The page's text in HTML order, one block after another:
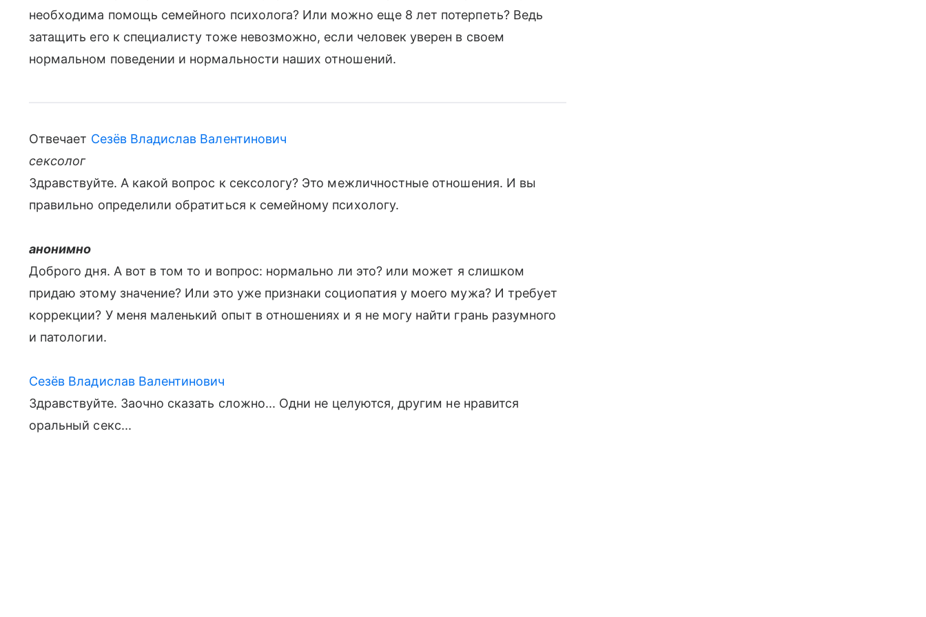
необходима помощь семейного психолога? Или можно еще 8 лет потерпеть? Ведь
затащить его к специалисту тоже невозможно, если человек уверен в своем
нормальном поведении и нормальности наших отношений.
Отвечает Сезёв Владислав Валентинович
сексолог
Здравствуйте. А какой вопрос к сексологу? Это межличностные отношения. И вы
правильно определили обратиться к семейному психологу.
анонимно
Доброго дня. А вот в том то и вопрос: нормально ли это? или может я слишком
придаю этому значение? Или это уже признаки социопатия у моего мужа? И требует
коррекции? У меня маленький опыт в отношениях и я не могу найти грань разумного
и патологии.
Сезёв Владислав Валентинович
Здравствуйте. Заочно сказать сложно... Одни не целуются, другим не нравится
оральный секс...